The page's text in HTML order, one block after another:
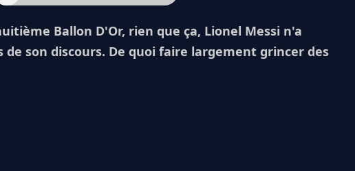
Ballon D'Or, rien que ça, Lionel Messi n'a
de son discours. De quoi faire largement grincer des